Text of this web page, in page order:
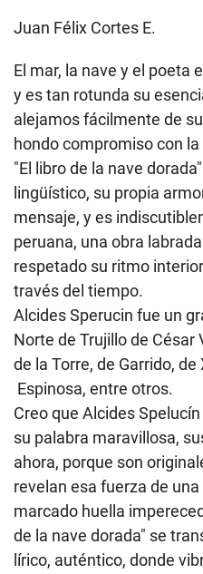
Juan Félix Cortes E.
El mar, la nave y el poeta
y es tan rotunda su
alejamos fácilmente de
hondo compromiso con la
"El libro de la nave
lingüístico, su propia
mensaje, y es
peruana, una obra
respetado su ritmo
través del tiempo.
Alcides Sperucin fue un
Norte de Trujillo de César
de la Torre, de Garrido,
Espinosa, entre otros.
Creo que Alcides
su palabra maravillosa,
ahora, porque son
revelan esa fuerza de
marcado huella
de la nave dorada" se
lírico, auténtico, donde